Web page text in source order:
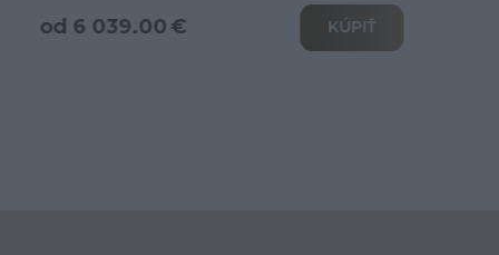
od 3 466.00 € KÚPIŤ